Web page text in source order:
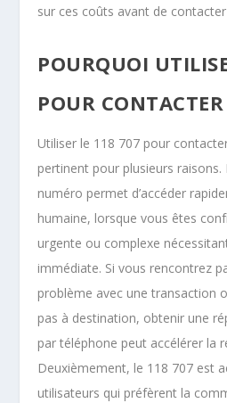
sur ces coûts avant de
POURQUOI
POUR
Utiliser le 118 707 pour
pertinent pour plusieurs
numéro permet d’accéder
humaine, lorsque vous êtes
urgente ou complexe
immédiate. Si vous rencontrez
problème avec une transaction
pas à destination, obtenir une
par téléphone peut accélérer la
Deuxièmement, le 118 707 est
utilisateurs qui préfèrent la